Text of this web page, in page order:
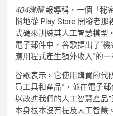
404媒體報導稱，一個「秘
悄地從 Play Store 開發者那
式碼來訓練其人工智慧模型
電子郵件中，谷歌提出了“
應用程式產生額外收入”的一
谷歌表示，它使用購買的代
員工具和產品”，並在電子
以改進我們的人工智慧產品
本身根本沒有提及人工智慧。